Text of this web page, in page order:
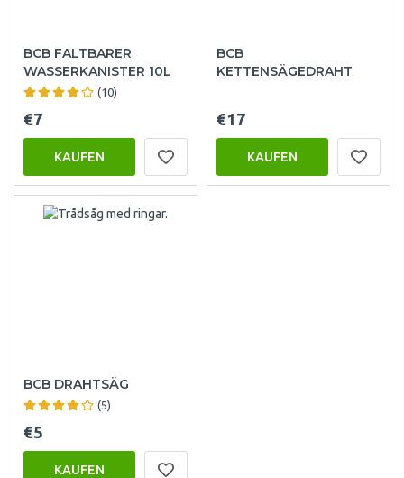
BCB FALTBARER
WASSERKANISTER 10L
(10)
€7
KAUFEN
BCB
KETTENSÄGEDRAHT
€17
KAUFEN
BCB DRAHTSÄG
(5)
€5
KAUFEN